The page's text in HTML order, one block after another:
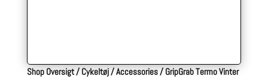
Shop Oversigt/Cykeltøj/Accessories/GripGrab Termo Vinter